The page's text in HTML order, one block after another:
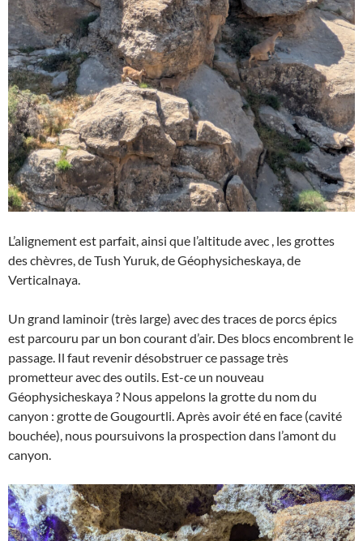
L’alignement est parfait, ainsi que l’altitude avec , les grottes
des chèvres, de Tush Yuruk, de Géophysicheskaya, de
Verticalnaya.
Un grand laminoir (très large) avec des traces de porcs épics
est parcouru par un bon courant d’air. Des blocs encombrent le
passage. Il faut revenir désobstruer ce passage très
prometteur avec des outils. Est-ce un nouveau
Géophysicheskaya ? Nous appelons la grotte du nom du
canyon : grotte de Gougourtli. Après avoir été en face (cavité
bouchée), nous poursuivons la prospection dans l’amont du
canyon.